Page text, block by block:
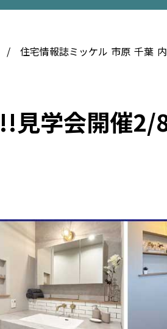
住宅情報誌ミッケル 市原 千葉
見学会開催